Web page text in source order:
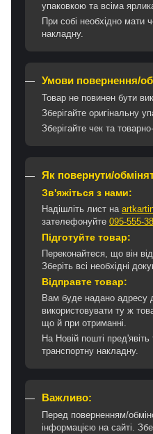
упаковкою та всіма
При собі необхідно мати
накладну.
Умови повернення/
Товар не повинен бути
Зберігайте оригінальну
Зберігайте чек та
Як повернути/
Зв'яжіться з нами:
Надішліть лист на
зателефонуйте 095-555-
Підготуйте товар:
Переконайтеся, що він
Зберіть всі необхідні
Відправте товар:
Вам буде надано адресу
використовувати ту ж
що й при отриманні.
На Новій пошті
транспортну накладну.
Важливо:
Перед поверненням/
інформацією на сайті.